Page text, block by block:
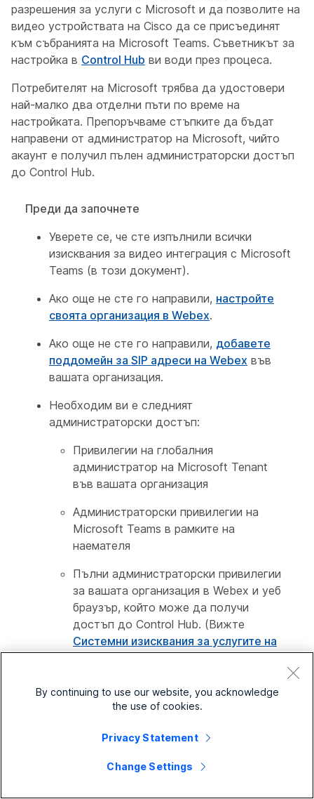
разрешения за услуги с Microsoft и да позволите на
видео устройствата на Cisco да се присъединят
към събранията на Microsoft Teams. Съветникът за
настройка в Control Hub ви води през процеса.
Потребителят на Microsoft трябва да удостовери
най-малко два отделни пъти по време на
настройката. Препоръчваме стъпките да бъдат
направени от администратор на Microsoft, чийто
акаунт е получил пълен администраторски достъп
до Control Hub.
Преди да започнете
Уверете се, че сте изпълнили всички
изисквания за видео интеграция с Microsoft
Teams (в този документ).
Ако още не сте го направили, настройте
своята организация в Webex.
Ако още не сте го направили, добавете
поддомейн за SIP адреси на Webex във
вашата организация.
Необходим ви е следният
администраторски достъп:
Привилегии на глобалния
администратор на Microsoft Tenant
във вашата организация
Администраторски привилегии на
Microsoft Teams в рамките на
наемателя
Пълни администраторски привилегии
за вашата организация в Webex и уеб
браузър, който може да получи
достъп до Control Hub. (Вижте
Системни изисквания за услугите на
Webexза съвместимостта на
друга организация,
която може да има
достъп до вашия
By continuing to use our website, you acknowledge
the use of cookies.
Privacy Statement
Change Settings